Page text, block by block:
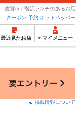
佐賀市 / 贅沢ランチのあるお店
クーポン 予約 ホットペッパー
最近見たお店 マイメニュー
掲載情報について